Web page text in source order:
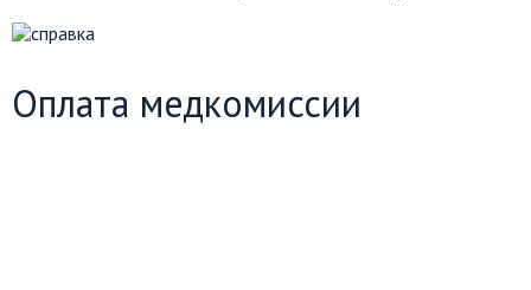
Оплата медкомиссии